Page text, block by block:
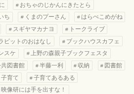
おちゃのじかんにきたとら
ち くまのプーさん
はらぺこめがね
スギヤマカナヨ
トークライブ
ビットのおはなし
ブックハウスカフェ
スケ
上野の森親子ブックフェスタ
図書館 半藤一利 収納
図書館
子育て
子育てあるある
映像研には手を出すな！